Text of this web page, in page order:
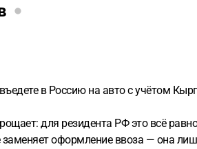
в Россию на авто с учётом
для резидента РФ это всё
оформление ввоза — она